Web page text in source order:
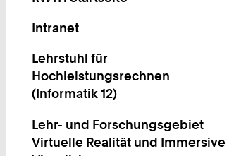
Intranet
Lehrstuhl für
Hochleistungsrechnen
(Informatik 12)
Lehr- und Forschungsgebiet
Virtuelle Realität und Immersive